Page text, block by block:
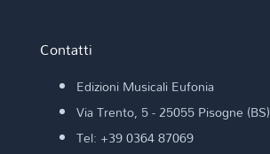
Contatti
Edizioni Musicali Eufonia
Via Trento, 5 - 25055 Pisogne (BS)
Tel: +39 0364 87069